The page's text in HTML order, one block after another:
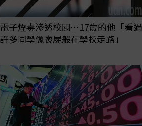
電子煙毒滲透校園⋯17歲的他「看過
許多同學像喪屍般在學校走路」